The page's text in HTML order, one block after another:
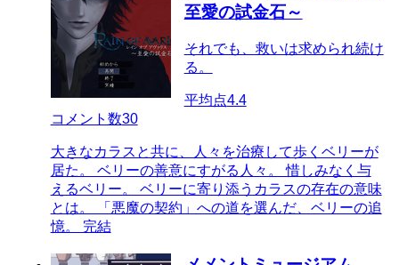
至愛の試金石～
それでも、救いは求められ続け
る。
平均点4.4
コメント数30
大きなカラスと共に、人々を治療して歩くベリーが
居た。 ベリーの善意にすがる人々。 惜しみなく与
えるベリー。 ベリーに寄り添うカラスの存在の意味
とは。 「悪魔の契約」への道を選んだ、ベリーの追
憶。 完結